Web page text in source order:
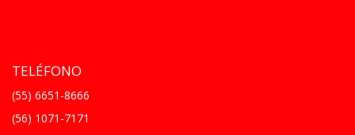
TELÉFONO
(55) 6651-8666
(56) 1071-7171